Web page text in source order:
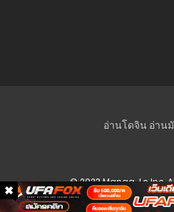
อ่านโดจิน อ่าน
© 2023 Manga-Lc Inc.